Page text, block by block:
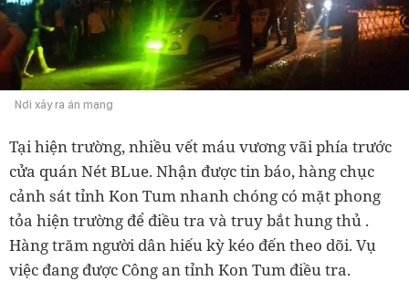
Nơi xảy ra án mạng
Tại hiện trường, nhiều vết máu vương vãi phía trước
cửa quán Nét BLue. Nhận được tin báo, hàng chục
cảnh sát tỉnh Kon Tum nhanh chóng có mặt phong
tỏa hiện trường để điều tra và truy bắt hung thủ .
Hàng trăm người dân hiếu kỳ kéo đến theo dõi. Vụ
việc đang được Công an tỉnh Kon Tum điều tra.